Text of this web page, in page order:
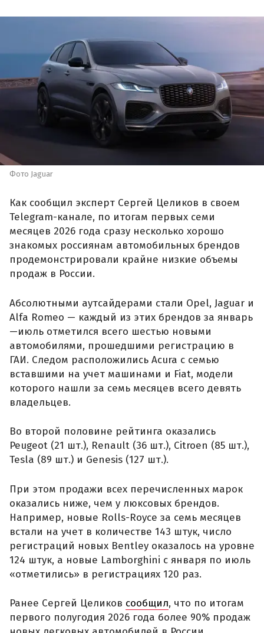
Фото Jaguar
Как сообщил эксперт Сергей Целиков в своем
Telegram-канале, по итогам первых семи
месяцев 2026 года сразу несколько хорошо
знакомых россиянам автомобильных брендов
продемонстрировали крайне низкие объемы
продаж в России.
Абсолютными аутсайдерами стали Opel, Jaguar и
Alfa Romeo — каждый из этих брендов за январь
—июль отметился всего шестью новыми
автомобилями, прошедшими регистрацию в
ГАИ. Следом расположились Acura с семью
вставшими на учет машинами и Fiat, модели
которого нашли за семь месяцев всего девять
владельцев.
Во второй половине рейтинга оказались
Peugeot (21 шт.), Renault (36 шт.), Citroen (85 шт.),
Tesla (89 шт.) и Genesis (127 шт.).
При этом продажи всех перечисленных марок
оказались ниже, чем у люксовых брендов.
Например, новые Rolls-Royce за семь месяцев
встали на учет в количестве 143 штук, число
регистраций новых Bentley оказалось на уровне
124 штук, а новые Lamborghini с января по июль
«отметились» в регистрациях 120 раз.
Ранее Сергей Целиков сообщил, что по итогам
первого полугодия 2026 года более 90% продаж